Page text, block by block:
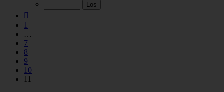
1
…
7
8
9
10
11